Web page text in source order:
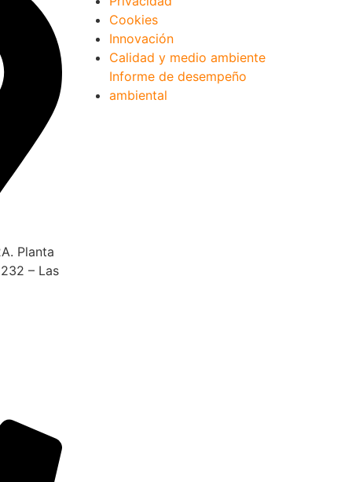
Planta
– Las
Cookies
Innovación
Calidad y medio ambiente
Informe de desempeño
ambiental